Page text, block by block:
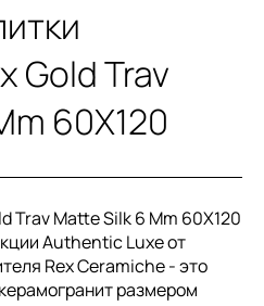
Gold Trav
60X120
Trav Matte Silk 6 Mm 60X120
Authentic Luxe от
Rex Ceramiche - это
размером